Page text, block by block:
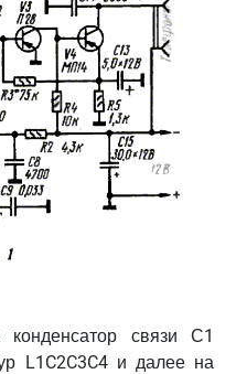
связи С1
L1C2C3C4 и далее на